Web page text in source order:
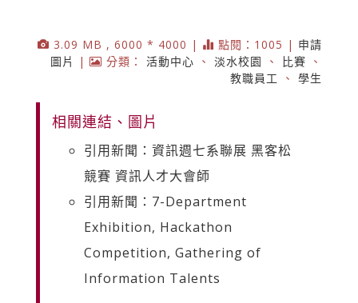
3.09 MB , 6000 * 4000 | 點閱：1005 | 申請
圖片
| 分類： 活動中心 、 淡水校園 、 比賽 、
教職員工
、 學生
相關連結、圖片
引用新聞：資訊週七系聯展 黑客松
競賽 資訊人才大會師
引用新聞：7-Department
Exhibition, Hackathon
Competition, Gathering of
Information Talents